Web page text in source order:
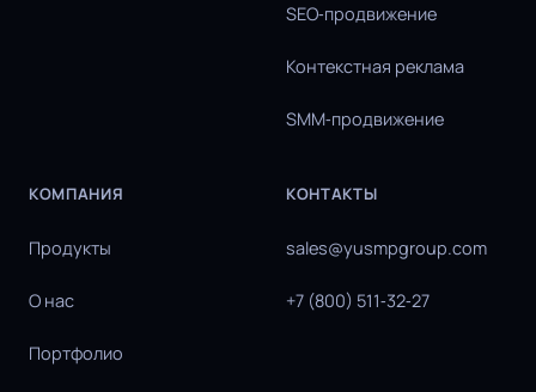
SEO‑продвижение
Контекстная реклама
SMM‑продвижение
КОМПАНИЯ
Продукты
О нас
Портфолио
КОНТАКТЫ
sales@yusmpgroup.com
+7 (800) 511‑32‑27